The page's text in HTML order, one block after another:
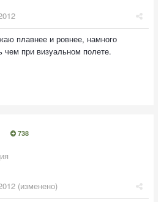
плавнее и ровнее, намного
при визуальном полете.
738
(изменено)